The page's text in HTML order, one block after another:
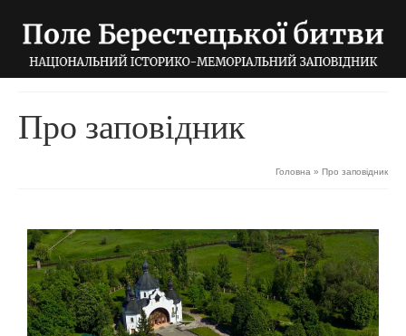
Про заповідник
Головна » Про заповідник